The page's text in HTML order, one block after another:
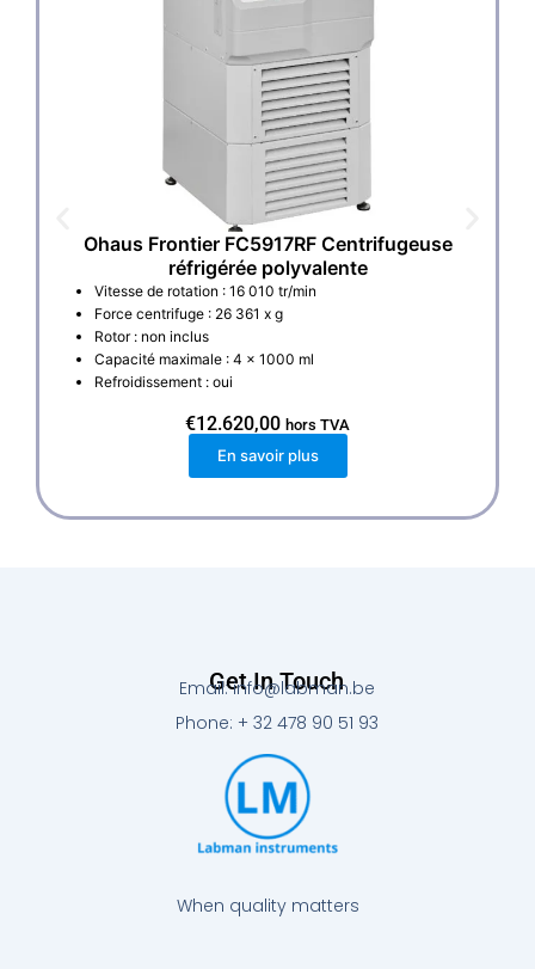
Ohaus Frontier FC5917RF Centrifugeuse
réfrigérée polyvalente
Vitesse de rotation : 16 010 tr/min
Force centrifuge : 26 361 x g
Rotor : non inclus
Capacité maximale : 4 x 1000 ml
Refroidissement : oui
€12.620,00 hors TVA
En savoir plus
When quality matters
Get In Touch
Email: info@labman.be
Phone: + 32 478 90 51 93